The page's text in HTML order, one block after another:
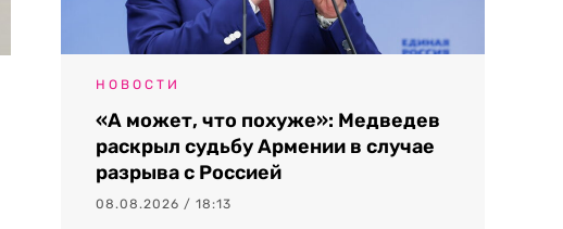
НОВОСТИ
«А может, что похуже»: Медведев
раскрыл судьбу Армении в случае
разрыва с Россией
08.08.2026 / 18:13